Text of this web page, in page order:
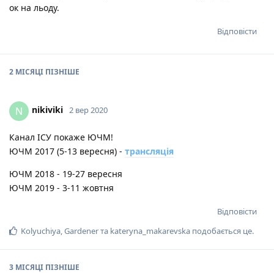
ок на льоду.
Відповісти
2 МІСЯЦІ ПІЗНІШЕ
N nikiviki 2 вер 2020
Канал ІСУ покаже ЮЧМ!
ЮЧМ 2017 (5-13 вересня) - трансляція
ЮЧМ 2018 - 19-27 вересня
ЮЧМ 2019 - 3-11 жовтня
Відповісти
Kolyuchiya,Gardenerта kateryna_makarevska подобається це.
3 МІСЯЦІ ПІЗНІШЕ